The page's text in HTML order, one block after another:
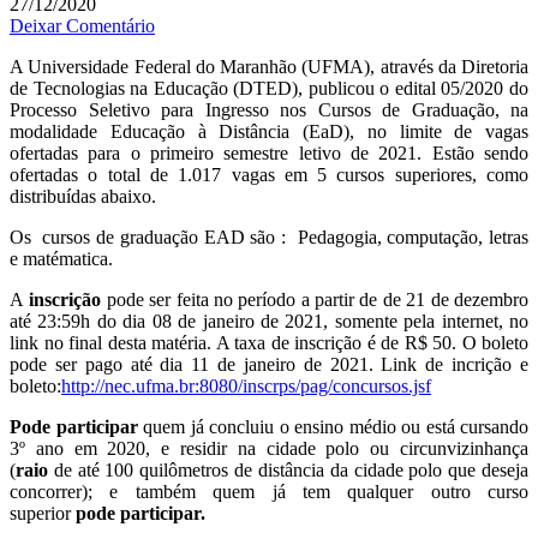
27/12/2020
Deixar Comentário
A Universidade Federal do Maranhão (UFMA), através da Diretoria
de Tecnologias na Educação (DTED), publicou o edital 05/2020 do
Processo Seletivo para Ingresso nos Cursos de Graduação, na
modalidade Educação à Distância (EaD), no limite de vagas
ofertadas para o primeiro semestre letivo de 2021. Estão sendo
ofertadas o total de 1.017 vagas em 5 cursos superiores, como
distribuídas abaixo.
Os cursos de graduação EAD são : Pedagogia, computação, letras
e matématica.
Ainscrição pode ser feita no período a partir de de 21 de dezembro
até 23:59h do dia 08 de janeiro de 2021, somente pela internet, no
link no final desta matéria. A taxa de inscrição é de R$ 50. O boleto
pode ser pago até dia 11 de janeiro de 2021. Link de incrição e
boleto:http://nec.ufma.br:8080/inscrps/pag/concursos.jsf
Pode participarquem já concluiu o ensino médio ou está cursando
3º ano em 2020, e residir na cidade polo ou circunvizinhança
(raio de até 100 quilômetros de distância da cidade polo que deseja
concorrer); e também quem já tem qualquer outro curso
superiorpode participar.